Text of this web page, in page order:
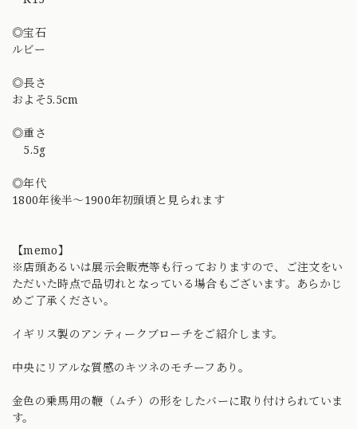
◎宝石
ルビー
◎長さ
およそ5.5cm
◎重さ
5.5g
◎年代
1800年後半〜1900年初頭頃と見られます
【memo】
※店頭あるいは展示会販売等も行っておりますので、ご注文をい
ただいた時点で品切れとなっている場合もございます。あらかじ
めご了承ください。
イギリス製のアンティークブローチをご紹介します。
中央にリアルな質感のキツネのモチーフあり。
金色の乗馬用の鞭（ムチ）の形をしたバーに取り付けられていま
す。